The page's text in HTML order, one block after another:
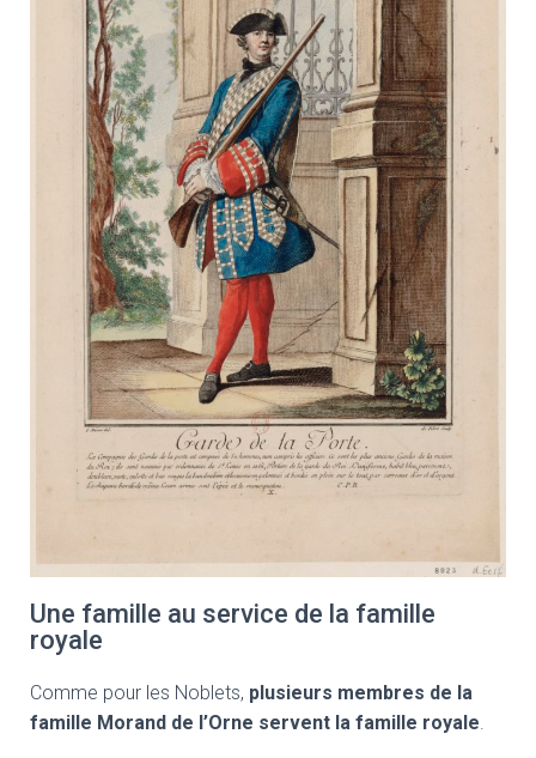
Une famille au service de la famille
royale
Comme pour les Noblets, plusieurs membres de la
famille Morand de l’Orne servent la famille royale.